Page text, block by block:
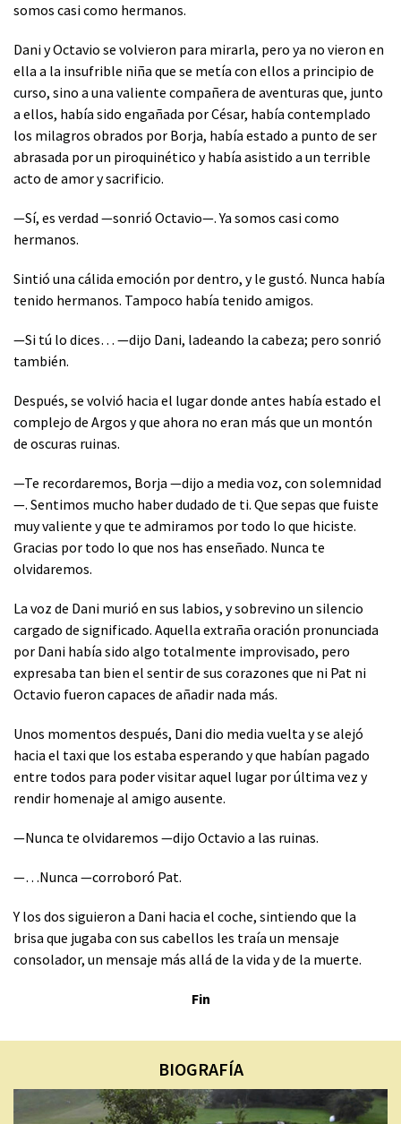
somos casi como hermanos.
Dani y Octavio se volvieron para mirarla, pero ya no vieron en
ella a la insufrible niña que se metía con ellos a principio de
curso, sino a una valiente compañera de aventuras que, junto
a ellos, había sido engañada por César, había contemplado
los milagros obrados por Borja, había estado a punto de ser
abrasada por un piroquinético y había asistido a un terrible
acto de amor y sacrificio.
—Sí, es verdad —sonrió Octavio—. Ya somos casi como
hermanos.
Sintió una cálida emoción por dentro, y le gustó. Nunca había
tenido hermanos. Tampoco había tenido amigos.
—Si tú lo dices… —dijo Dani, ladeando la cabeza; pero sonrió
también.
Después, se volvió hacia el lugar donde antes había estado el
complejo de Argos y que ahora no eran más que un montón
de oscuras ruinas.
—Te recordaremos, Borja —dijo a media voz, con solemnidad
—. Sentimos mucho haber dudado de ti. Que sepas que fuiste
muy valiente y que te admiramos por todo lo que hiciste.
Gracias por todo lo que nos has enseñado. Nunca te
olvidaremos.
La voz de Dani murió en sus labios, y sobrevino un silencio
cargado de significado. Aquella extraña oración pronunciada
por Dani había sido algo totalmente improvisado, pero
expresaba tan bien el sentir de sus corazones que ni Pat ni
Octavio fueron capaces de añadir nada más.
Unos momentos después, Dani dio media vuelta y se alejó
hacia el taxi que los estaba esperando y que habían pagado
entre todos para poder visitar aquel lugar por última vez y
rendir homenaje al amigo ausente.
—Nunca te olvidaremos —dijo Octavio a las ruinas.
—…Nunca —corroboró Pat.
Y los dos siguieron a Dani hacia el coche, sintiendo que la
brisa que jugaba con sus cabellos les traía un mensaje
consolador, un mensaje más allá de la vida y de la muerte.
Fin
BIOGRAFÍA